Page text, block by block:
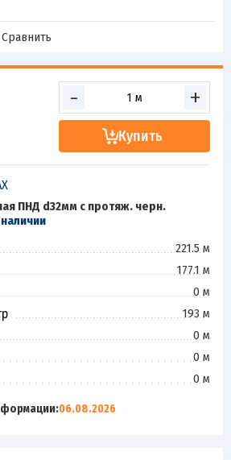
Сравнить
- +
Купить
ПНД d32мм с протяж. черн.
221.5 м
177.1 м
0 м
193 м
0 м
0 м
0 м
06.08.2026